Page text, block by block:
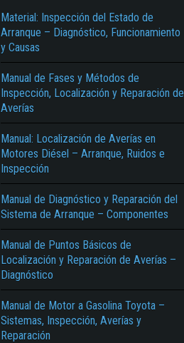
Material: Inspección del Estado de
Arranque – Diagnóstico, Funcionamiento
y Causas
Manual de Fases y Métodos de
Inspección, Localización y Reparación de
Averías
Manual: Localización de Averías en
Motores Diésel – Arranque, Ruidos e
Inspección
Manual de Diagnóstico y Reparación del
Sistema de Arranque – Componentes
Manual de Puntos Básicos de
Localización y Reparación de Averías –
Diagnóstico
Manual de Motor a Gasolina Toyota –
Sistemas, Inspección, Averías y
Reparación